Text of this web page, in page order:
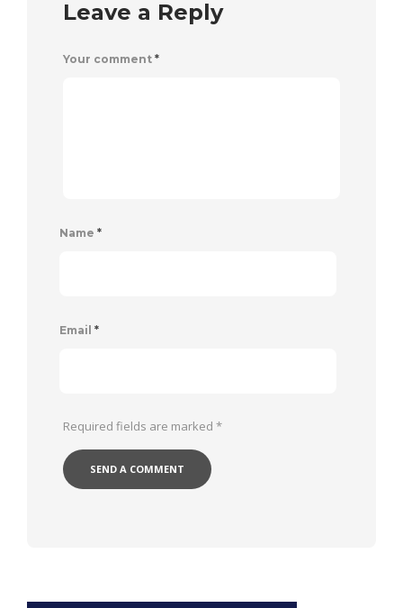
Leave a Reply
Your comment *
Name *
Email *
Required fields are marked *